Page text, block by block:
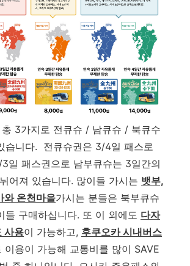
3가지로 전큐슈 / 남큐슈 / 북큐수
습니다. 전큐슈권은 3/4일 패스로
일 패스권으로 남부큐슈는 3일간의
어져 있습니다. 많이들 가시는 뱃부,
와 온천마을가시는 분들은 북부큐슈
들 구매하십니다. 또 이 외에도 다자
사용이 가능하고, 후쿠오카 시내버스
이용이 가능해 교통비를 많이 SAVE